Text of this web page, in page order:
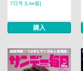
7日号 [Lite版]
購入